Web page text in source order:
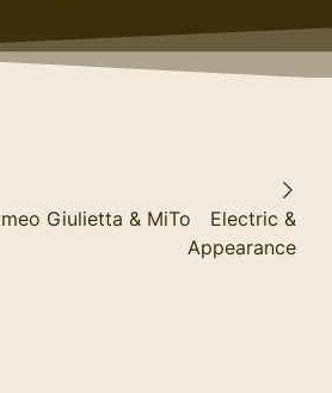
Giulietta & MiTo Electric &
Appearance